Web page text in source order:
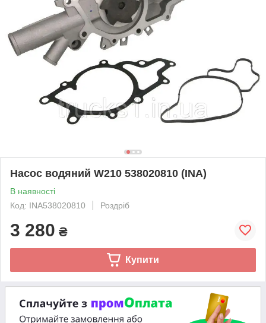
Насос водяний W210 538020810 (INA)
В наявності
Код: INA538020810
Роздріб
3 280 ₴
Купити